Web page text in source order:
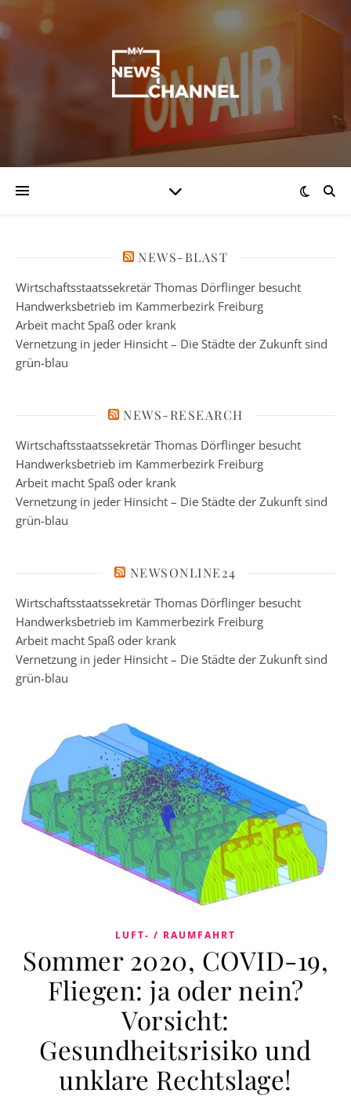
NEWS-BLAST
Wirtschaftsstaatssekretär Thomas Dörflinger besucht
Handwerksbetrieb im Kammerbezirk Freiburg
Arbeit macht Spaß oder krank
Vernetzung in jeder Hinsicht – Die Städte der Zukunft sind
grün-blau
NEWS-RESEARCH
Wirtschaftsstaatssekretär Thomas Dörflinger besucht
Handwerksbetrieb im Kammerbezirk Freiburg
Arbeit macht Spaß oder krank
Vernetzung in jeder Hinsicht – Die Städte der Zukunft sind
grün-blau
NEWSONLINE24
Wirtschaftsstaatssekretär Thomas Dörflinger besucht
Handwerksbetrieb im Kammerbezirk Freiburg
Arbeit macht Spaß oder krank
Vernetzung in jeder Hinsicht – Die Städte der Zukunft sind
grün-blau
LUFT- / RAUMFAHRT
Sommer 2020, COVID-19,
Fliegen: ja oder nein?
Vorsicht:
Gesundheitsrisiko und
unklare Rechtslage!